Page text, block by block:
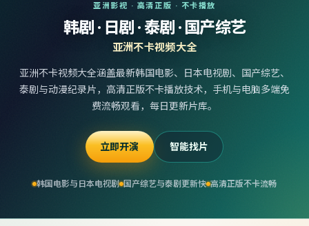
亚洲影视 · 高清正版 · 不卡播放
韩剧 · 日剧 · 泰剧 · 国产综艺
亚洲不卡视频大全
亚洲不卡视频大全涵盖最新韩国电影、日本电视剧、国产综艺、
泰剧与动漫纪录片，高清正版不卡播放技术，手机与电脑多端免
费流畅观看，每日更新片库。
立即开演 智能找片
韩国电影与日本电视剧 国产综艺与泰剧更新快 高清正版不卡流畅